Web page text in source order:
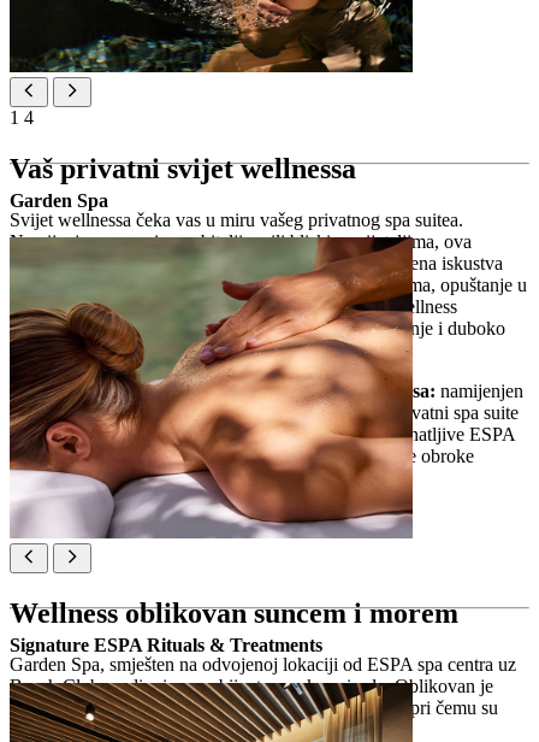
1 4
Vaš privatni svijet wellnessa
Svijet wellnessa čeka vas u miru vašeg privatnog spa suitea.
Namijenjena parovima, obiteljima ili bliskim prijateljima, ova
intimna oaza nudi jedinstveni užitak. Pažljivo osmišljena iskustva
uključuju posebne rituale sa saunom i Rasul tretmanima, opuštanje u
privatnom whirlpoolu i loungeu te personalizirana wellness
putovanja osmišljena za potpunu povezanost, otkrivanje i duboko
opuštanje svih osjetila.
Privatni spa suite – vaš osobni svijet wellnessa: namijenjen
parovima, obiteljima ili bliskim prijateljima, privatni spa suite
pruža prilagođena wellness iskustva uz prepoznatljive ESPA
rituale, privatnu saunu i jacuzzi te mediteranske obroke
poslužene u suiteu
Garden Spa
Wellness oblikovan suncem i morem
Garden Spa, smješten na odvojenoj lokaciji od ESPA spa centra uz
Beach Club, nudi miran ambijent u znaku prirode. Oblikovan je
energijom istarskog neba i ritmom Jadranskog mora, pri čemu su
sunce i more u središtu wellness filozofije.
Signature ESPA Rituals & Treatments